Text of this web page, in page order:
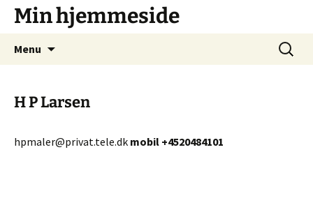
HopMin hjemmeside
Menu
Søg
efter:
H P Larsen
hpmaler@privat.tele.dk mobil +4520484101